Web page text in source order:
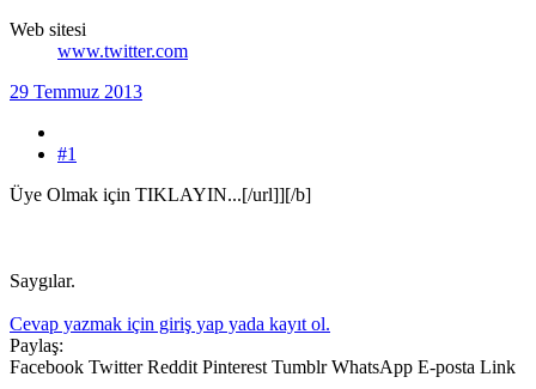
Web sitesi
www.twitter.com
29 Temmuz 2013
#1
Üye Olmak için TIKLAYIN...[/url]][/b]
Saygılar.
Cevap yazmak için giriş yap yada kayıt ol.
Paylaş:
Facebook Twitter Reddit Pinterest Tumblr WhatsApp E-posta Link